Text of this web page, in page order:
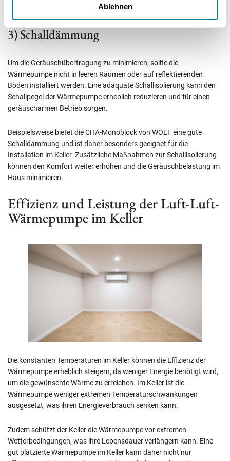
Ablehnen
3) Schalldämmung
Um die Geräuschübertragung zu minimieren, sollte die
Wärmepumpe nicht in leeren Räumen oder auf reflektierenden
Böden installiert werden. Eine adäquate Schallisolierung kann den
Schallpegel der Wärmepumpe erheblich reduzieren und für einen
geräuscharmen Betrieb sorgen.
Beispielsweise bietet die CHA-Monoblock von WOLF eine gute
Schalldämmung und ist daher besonders geeignet für die
Installation im Keller. Zusätzliche Maßnahmen zur Schallisolierung
können den Komfort weiter erhöhen und die Geräuschbelastung im
Haus minimieren.
Effizienz und Leistung der Luft-Luft-
Wärmepumpe im Keller
Die konstanten Temperaturen im Keller können die Effizienz der
Wärmepumpe erheblich steigern, da weniger Energie benötigt wird,
um die gewünschte Wärme zu erreichen. Im Keller ist die
Wärmepumpe weniger extremen Temperaturschwankungen
ausgesetzt, was ihren Energieverbrauch senken kann.
Zudem schützt der Keller die Wärmepumpe vor extremen
Wetterbedingungen, was ihre Lebensdauer verlängern kann. Eine
gut platzierte Wärmepumpe im Keller kann daher nicht nur